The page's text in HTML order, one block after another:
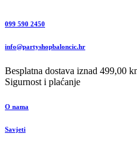
099 590 2450
info@partyshopbaloncic.hr
Besplatna dostava iznad 499,00
Sigurnost i plaćanje
O nama
Savjeti